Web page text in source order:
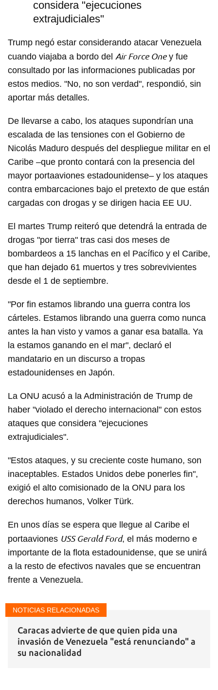
considera "ejecuciones
extrajudiciales"
Trump negó estar considerando atacar Venezuela
cuando viajaba a bordo del Air Force Oney fue
consultado por las informaciones publicadas por
estos medios. "No, no son verdad", respondió, sin
aportar más detalles.
De llevarse a cabo, los ataques supondrían una
escalada de las tensiones con el Gobierno de
Nicolás Maduro después del despliegue militar en el
Caribe –que pronto contará con la presencia del
mayor portaaviones estadounidense– y los ataques
contra embarcaciones bajo el pretexto de que están
cargadas con drogas y se dirigen hacia EE UU.
El martes Trump reiteró que detendrá la entrada de
drogas "por tierra" tras casi dos meses de
bombardeos a 15 lanchas en el Pacífico y el Caribe,
que han dejado 61 muertos y tres sobrevivientes
desde el 1 de septiembre.
"Por fin estamos librando una guerra contra los
cárteles. Estamos librando una guerra como nunca
antes la han visto y vamos a ganar esa batalla. Ya
la estamos ganando en el mar", declaró el
mandatario en un discurso a tropas
estadounidenses en Japón.
La ONU acusó a la Administración de Trump de
haber "violado el derecho internacional" con estos
ataques que considera "ejecuciones
extrajudiciales".
"Estos ataques, y su creciente coste humano, son
inaceptables. Estados Unidos debe ponerles fin",
exigió el alto comisionado de la ONU para los
derechos humanos, Volker Türk.
En unos días se espera que llegue al Caribe el
portaaviones USS Gerald Ford, el más moderno e
importante de la flota estadounidense, que se unirá
a la resto de efectivos navales que se encuentran
frente a Venezuela.
NOTICIAS RELACIONADAS
Caracas advierte de que quien pida una
invasión de Venezuela "está renunciando" a
su nacionalidad